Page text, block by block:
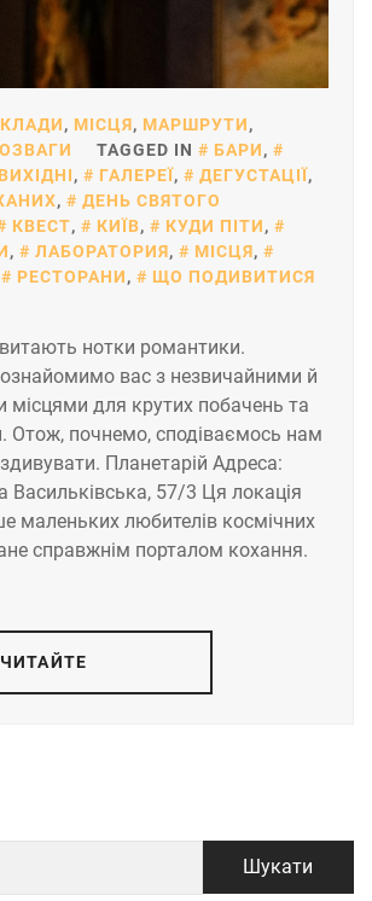
, МІСЦЯ, МАРШРУТИ,
TAGGED IN БАРИ,
ВИХІДНІ, ГАЛЕРЕЇ, ДЕГУСТАЦІЇ,
,
ДЕНЬ СВЯТОГО
КВЕСТ, КИЇВ, КУДИ ПІТИ,
, ЛАБОРАТОРИЯ, МІСЦЯ,
РЕСТОРАНИ, ЩО ПОДИВИТИСЯ
витають нотки романтики.
вас з незвичайними й
місцями для крутих побачень та
Отож, почнемо, сподіваємось нам
Планетарій Адреса:
Васильківська, 57/3 Ця локація
маленьких любителів космічних
справжнім порталом кохання.
ЧИТАЙТЕ